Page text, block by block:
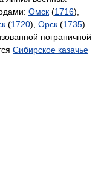
Омск (1716),
(1720), Орск (1735).
пограничной
Сибирское казачье